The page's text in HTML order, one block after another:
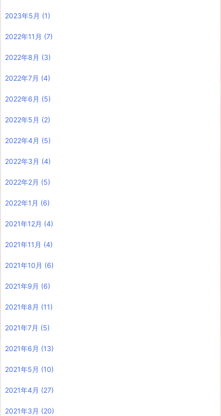
2023年5月 (1)
2022年11月 (7)
2022年8月 (3)
2022年7月 (4)
2022年6月 (5)
2022年5月 (2)
2022年4月 (5)
2022年3月 (4)
2022年2月 (5)
2022年1月 (6)
2021年12月 (4)
2021年11月 (4)
2021年10月 (6)
2021年9月 (6)
2021年8月 (11)
2021年7月 (5)
2021年6月 (13)
2021年5月 (10)
2021年4月 (27)
2021年3月 (20)